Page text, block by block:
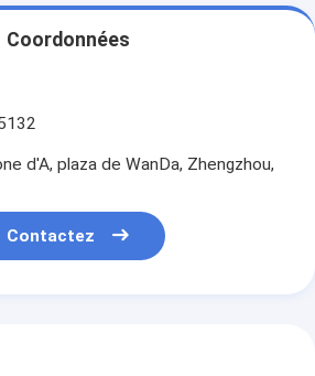
Coordonnées
d'A, plaza de WanDa, Zhengzhou,
Contactez